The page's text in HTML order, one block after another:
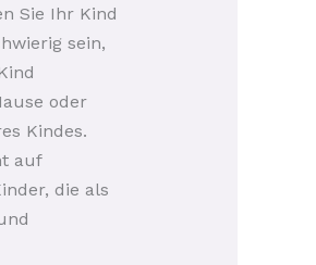
Sie Ihr Kind
sein,
oder
Kindes.
auf
die als